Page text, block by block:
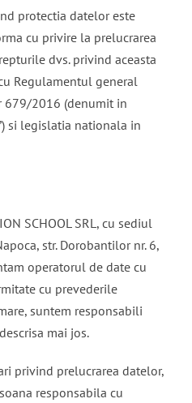
protectia datelor este
cu privire la prelucrarea
dvs. privind aceasta
Regulamentul general
679/2016 (denumit in
si legislatia nationala in
SCHOOL SRL, cu sediul
str. Dorobantilor nr. 6,
operatorul de date cu
cu prevederile
suntem responsabili
mai jos.
privind prelucrarea datelor,
responsabila cu